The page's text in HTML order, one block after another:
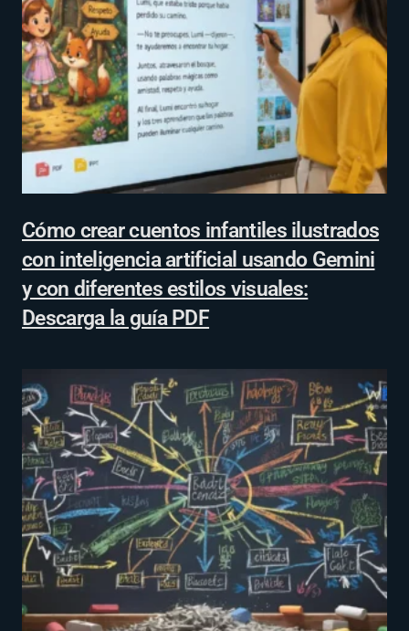
Cómo crear cuentos infantiles ilustrados
con inteligencia artificial usando Gemini
y con diferentes estilos visuales:
Descarga la guía PDF